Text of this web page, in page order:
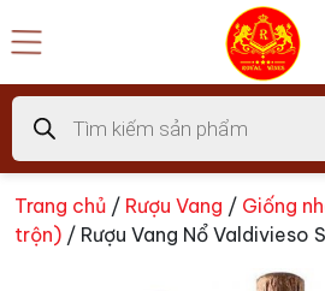
đến
dung
Tìm
kiếm
sản
phẩm
Trang chủ / Rượu Vang / Giống
trộn) / Rượu Vang Nổ Valdivieso